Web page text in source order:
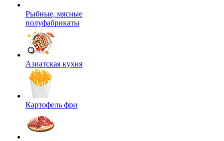
Рыбные, мясные
полуфабрикаты
Азиатская кухня
Картофель фри